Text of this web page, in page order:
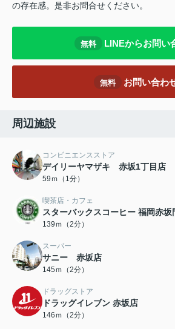
の存在感。是非お問合せください。
無料 LINEからお問い
無料 お問い合わ
周辺施設
コンビニエンスストア
デイリーヤマザキ 赤坂1丁目店
59ｍ（1分）
喫茶店・カフェ
スターバックスコーヒー 福岡赤坂
139ｍ（2分）
スーパー
サニー 赤坂店
145ｍ（2分）
ドラッグストア
ドラッグイレブン 赤坂店
146ｍ（2分）